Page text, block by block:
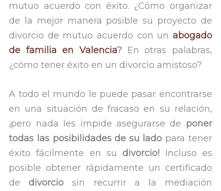
mutuo acuerdo con éxito. ¿Cómo organizar
de la mejor manera posible su proyecto de
divorcio de mutuo acuerdo con un abogado
de familia en Valencia? En otras palabras,
¿cómo tener éxito en un divorcio amistoso?
A todo el mundo le puede pasar encontrarse
en una situación de fracaso en su relación,
¡pero nada les impide asegurarse de poner
todas las posibilidades de su lado para tener
éxito fácilmente en sudivorcio! Incluso es
posible obtener rápidamente un certificado
dedivorcio sin recurrir a la mediación